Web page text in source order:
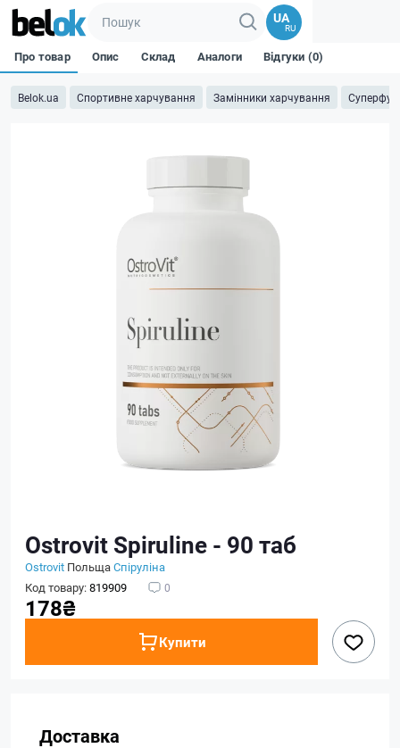
UA
RU
Belok.ua Спортивне харчування Замінники харчування
Про товар Опис Склад Аналоги Відгуки (0)
Ostrovit Spiruline - 90 таб
Ostrovit ПольщаСпіруліна
Код товару:819909 0
178₴
Купити
Доставка